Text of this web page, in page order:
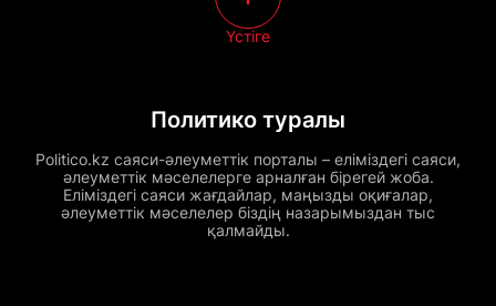
Политико туралы
Politico.kz саяси-әлеуметтік порталы – еліміздегі саяси,
әлеуметтік мәселелерге арналған бірегей жоба.
Еліміздегі саяси жағдайлар, маңызды оқиғалар,
әлеуметтік мәселелер біздің назарымыздан тыс
қалмайды.
Үстіге